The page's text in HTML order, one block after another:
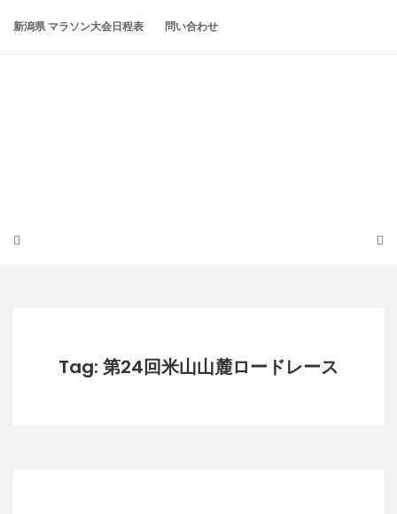
新潟県 マラソン大会日程表 問い合わせ
Tag: 第24回米山山麓ロードレース